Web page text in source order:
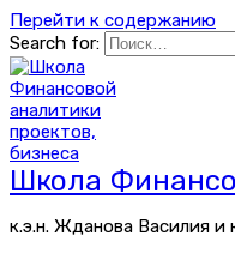
Перейти к содержанию
Search for:
Школа
к.э.н. Жданова Василия и